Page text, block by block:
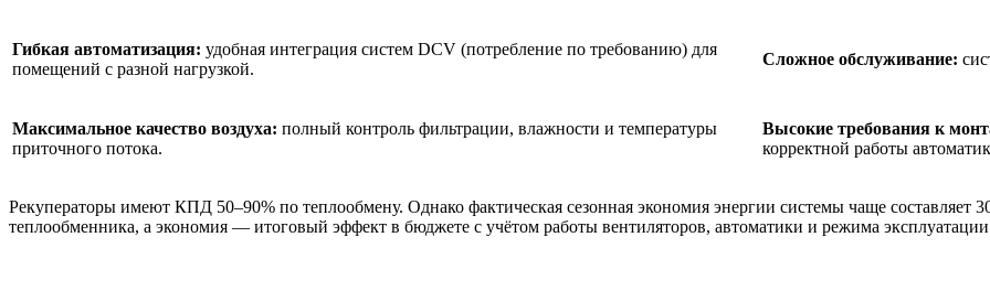
Гибкая автоматизация: удобная интеграция систем DCV (потребление по требованию) для
помещений с разной нагрузкой.
Сложное обслуживание:
Максимальное качество воздуха: полный контроль фильтрации, влажности и температуры
приточного потока.
Высокие требования к
корректной работы
Рекуператоры имеют КПД 50–90% по теплообмену. Однако фактическая сезонная экономия энергии системы чаще
теплообменника, а экономия — итоговый эффект в бюджете с учётом работы вентиляторов, автоматики и режима